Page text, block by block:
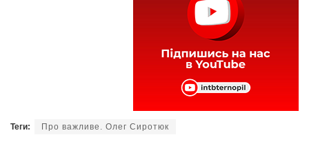
Теги: Про важливе. Олег Сиротюк